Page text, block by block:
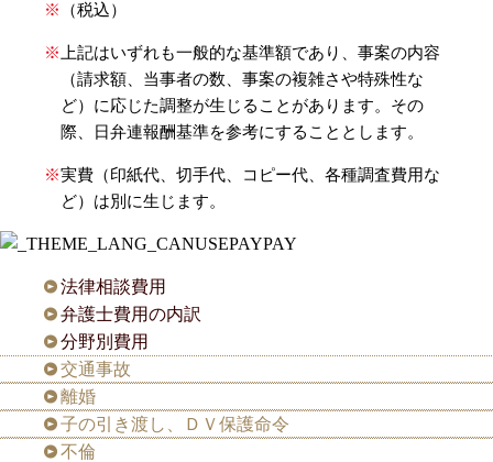
※ （税込）
※ 上記はいずれも一般的な基準額であり、事案の内容
（請求額、当事者の数、事案の複雑さや特殊性な
ど）に応じた調整が生じることがあります。その
際、日弁連報酬基準を参考にすることとします。
※実費（印紙代、切手代、コピー代、各種調査費用な
ど）は別に生じます。
法律相談費用
弁護士費用の内訳
分野別費用
交通事故
離婚
子の引き渡し、ＤＶ保護命令
不倫